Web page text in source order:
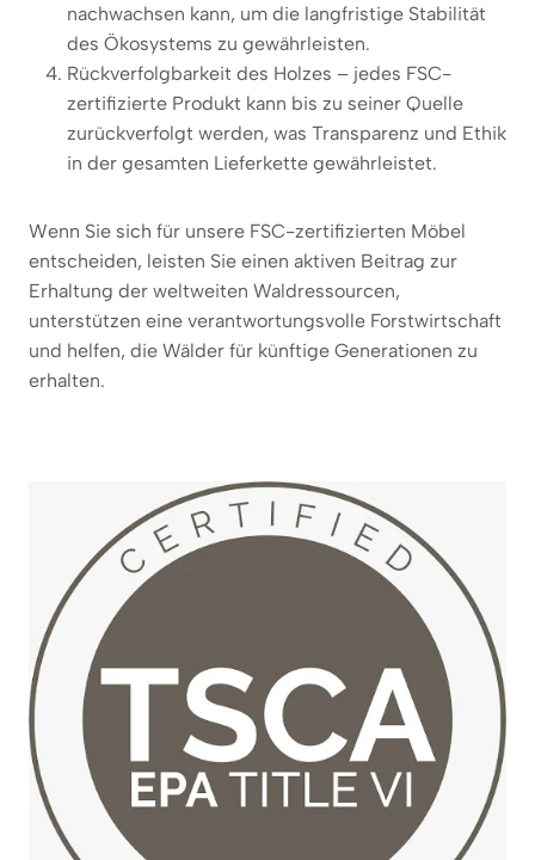
nachwachsen kann, um die langfristige Stabilität
des Ökosystems zu gewährleisten.
Rückverfolgbarkeit des Holzes – jedes FSC-
zertifizierte Produkt kann bis zu seiner Quelle
zurückverfolgt werden, was Transparenz und Ethik
in der gesamten Lieferkette gewährleistet.
Wenn Sie sich für unsere FSC-zertifizierten Möbel
entscheiden, leisten Sie einen aktiven Beitrag zur
Erhaltung der weltweiten Waldressourcen,
unterstützen eine verantwortungsvolle Forstwirtschaft
und helfen, die Wälder für künftige Generationen zu
erhalten.